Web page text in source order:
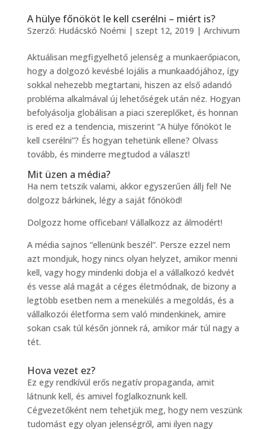
A hülye főnököt le kell cserélni – miért is?
Szerző: Hudácskó Noémi | szept 12, 2019 | Archivum
Aktuálisan megfigyelhető jelenség a munkaerőpiacon,
hogy a dolgozó kevésbé lojális a munkaadójához, így
sokkal nehezebb megtartani, hiszen az első adandó
probléma alkalmával új lehetőségek után néz. Hogyan
befolyásolja globálisan a piaci szereplőket, és honnan
is ered ez a tendencia, miszerint “A hülye főnököt le
kell cserélni”? És hogyan tehetünk ellene? Olvass
tovább, és minderre megtudod a választ!
Mit üzen a média?
Ha nem tetszik valami, akkor egyszerűen állj fel! Ne
dolgozz bárkinek, légy a saját főnököd!
Dolgozz home officeban! Vállalkozz az álmodért!
A média sajnos “ellenünk beszél”. Persze ezzel nem
azt mondjuk, hogy nincs olyan helyzet, amikor menni
kell, vagy hogy mindenki dobja el a vállalkozó kedvét
és vesse alá magát a céges életmódnak, de bizony a
legtöbb esetben nem a menekülés a megoldás, és a
vállalkozói életforma sem való mindenkinek, amire
sokan csak túl későn jönnek rá, amikor már túl nagy a
tét.
Hova vezet ez?
Ez egy rendkívül erős negatív propaganda, amit
látnunk kell, és amivel foglalkoznunk kell.
Cégvezetőként nem tehetjük meg, hogy nem veszünk
tudomást egy olyan jelenségről, ami ilyen nagy